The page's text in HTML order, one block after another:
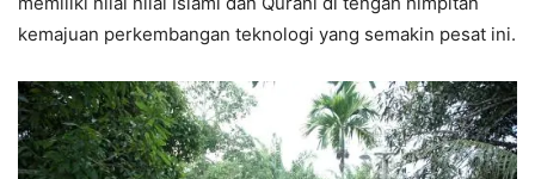
kemajuan perkembangan teknologi yang semakin pesat ini.